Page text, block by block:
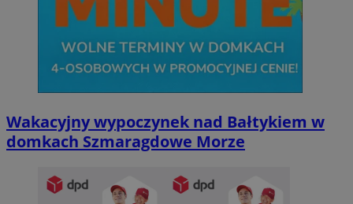
Wakacyjny wypoczynek nad Bałtykiem w
domkach Szmaragdowe Morze